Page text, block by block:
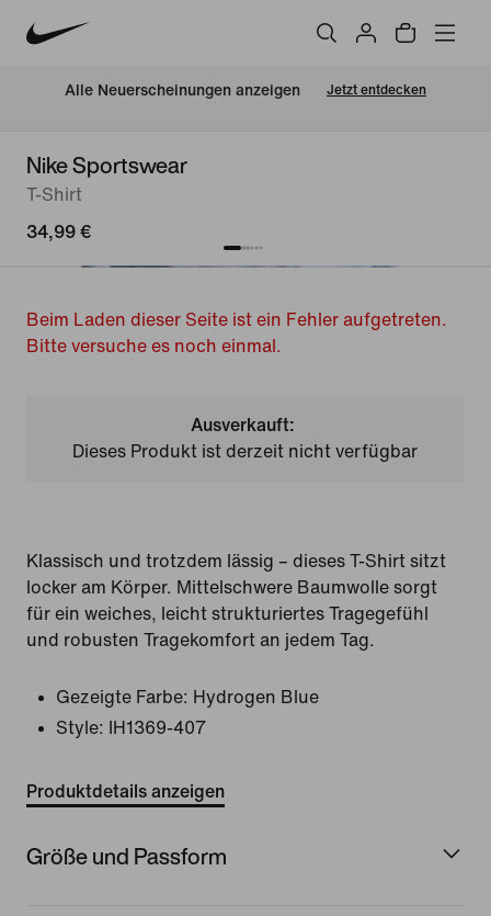
Alle Neuerscheinungen anzeigen Jetzt entdecken
Nike Sportswear
T-Shirt
34,99 €
Beim Laden dieser Seite ist ein Fehler aufgetreten.
Bitte versuche es noch einmal.
Ausverkauft:
Dieses Produkt ist derzeit nicht verfügbar
Klassisch und trotzdem lässig – dieses T-Shirt sitzt
locker am Körper. Mittelschwere Baumwolle sorgt
für ein weiches, leicht strukturiertes Tragegefühl
und robusten Tragekomfort an jedem Tag.
Gezeigte Farbe: Hydrogen Blue
Style:
IH1369-407
Produktdetails anzeigen
Größe und Passform